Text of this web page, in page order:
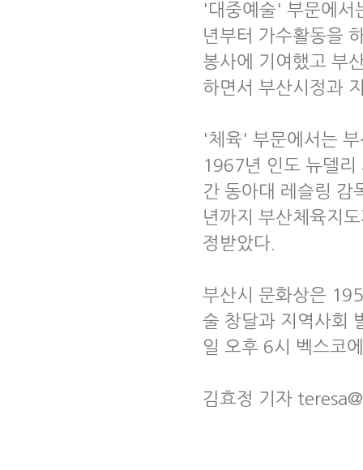
'대중예술' 부문에서
년부터 가수활동을
봉사에 기여했고 부
하면서 부산시정과
'체육' 부문에서는
1967년 인도 뉴델리
간 동아대 레슬링
년까지 부산체육지
정받았다.
부산시 문화상은
술 창달과 지역사회
일 오후 6시 벡스코
김효정 기자 teresa@